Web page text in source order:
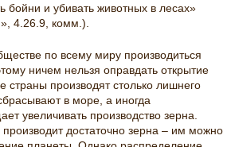
бойни и убивать животных в лесах»
4.26.9, комм.).
по всему миру производиться
ничем нельзя оправдать открытие
страны производят столько лишнего
в море, а иногда
увеличивать производство зерна.
достаточно зерна – им можно